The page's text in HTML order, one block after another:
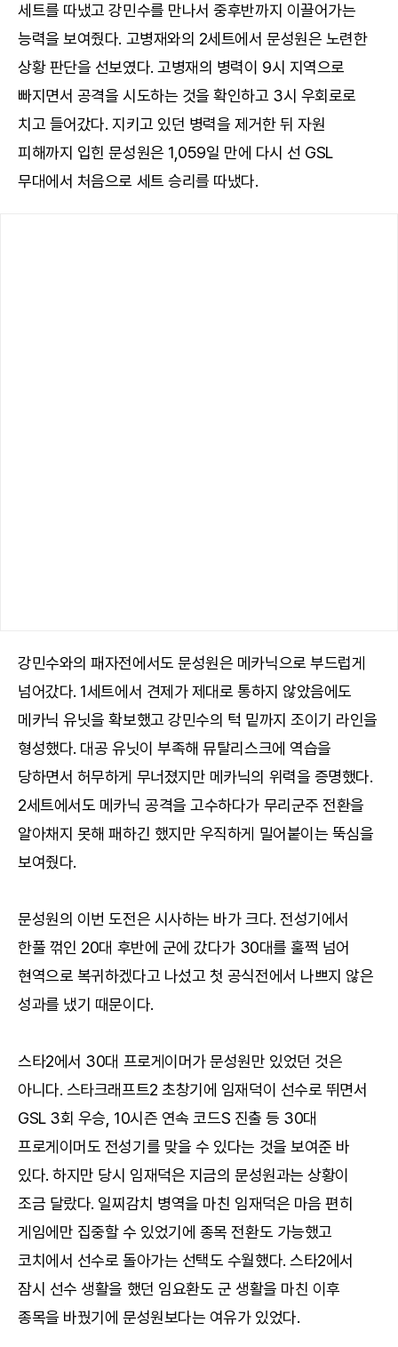
세트를 따냈고 강민수를 만나서 중후반까지 이끌어가는
능력을 보여줬다. 고병재와의 2세트에서 문성원은 노련한
상황 판단을 선보였다. 고병재의 병력이 9시 지역으로
빠지면서 공격을 시도하는 것을 확인하고 3시 우회로로
치고 들어갔다. 지키고 있던 병력을 제거한 뒤 자원
피해까지 입힌 문성원은 1,059일 만에 다시 선 GSL
무대에서 처음으로 세트 승리를 따냈다.
강민수와의 패자전에서도 문성원은 메카닉으로 부드럽게
넘어갔다. 1세트에서 견제가 제대로 통하지 않았음에도
메카닉 유닛을 확보했고 강민수의 턱 밑까지 조이기 라인을
형성했다. 대공 유닛이 부족해 뮤탈리스크에 역습을
당하면서 허무하게 무너졌지만 메카닉의 위력을 증명했다.
2세트에서도 메카닉 공격을 고수하다가 무리군주 전환을
알아채지 못해 패하긴 했지만 우직하게 밀어붙이는 뚝심을
보여줬다.
문성원의 이번 도전은 시사하는 바가 크다. 전성기에서
한풀 꺾인 20대 후반에 군에 갔다가 30대를 훌쩍 넘어
현역으로 복귀하겠다고 나섰고 첫 공식전에서 나쁘지 않은
성과를 냈기 때문이다.
스타2에서 30대 프로게이머가 문성원만 있었던 것은
아니다. 스타크래프트2 초창기에 임재덕이 선수로 뛰면서
GSL 3회 우승, 10시즌 연속 코드S 진출 등 30대
프로게이머도 전성기를 맞을 수 있다는 것을 보여준 바
있다. 하지만 당시 임재덕은 지금의 문성원과는 상황이
조금 달랐다. 일찌감치 병역을 마친 임재덕은 마음 편히
게임에만 집중할 수 있었기에 종목 전환도 가능했고
코치에서 선수로 돌아가는 선택도 수월했다. 스타2에서
잠시 선수 생활을 했던 임요환도 군 생활을 마친 이후
종목을 바꿨기에 문성원보다는 여유가 있었다.